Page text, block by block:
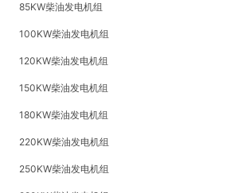
85KW柴油发电机组
100KW柴油发电机组
120KW柴油发电机组
150KW柴油发电机组
180KW柴油发电机组
220KW柴油发电机组
250KW柴油发电机组